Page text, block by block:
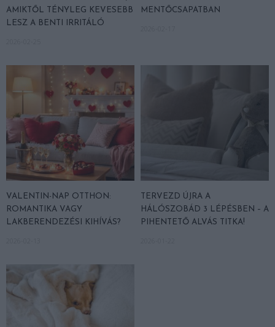
AMIKTŐL TÉNYLEG KEVESEBB
LESZ A BENTI IRRITÁLÓ
MENTŐCSAPATBAN
VALENTIN-NAP OTTHON:
ROMANTIKA VAGY
LAKBERENDEZÉSI KIHÍVÁS?
TERVEZD ÚJRA A
HÁLÓSZOBÁD 3 LÉPÉSBEN – A
PIHENTETŐ ALVÁS TITKA!